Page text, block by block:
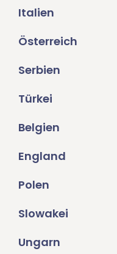
Italien
Österreich
Serbien
Türkei
Belgien
England
Polen
Slowakei
Ungarn